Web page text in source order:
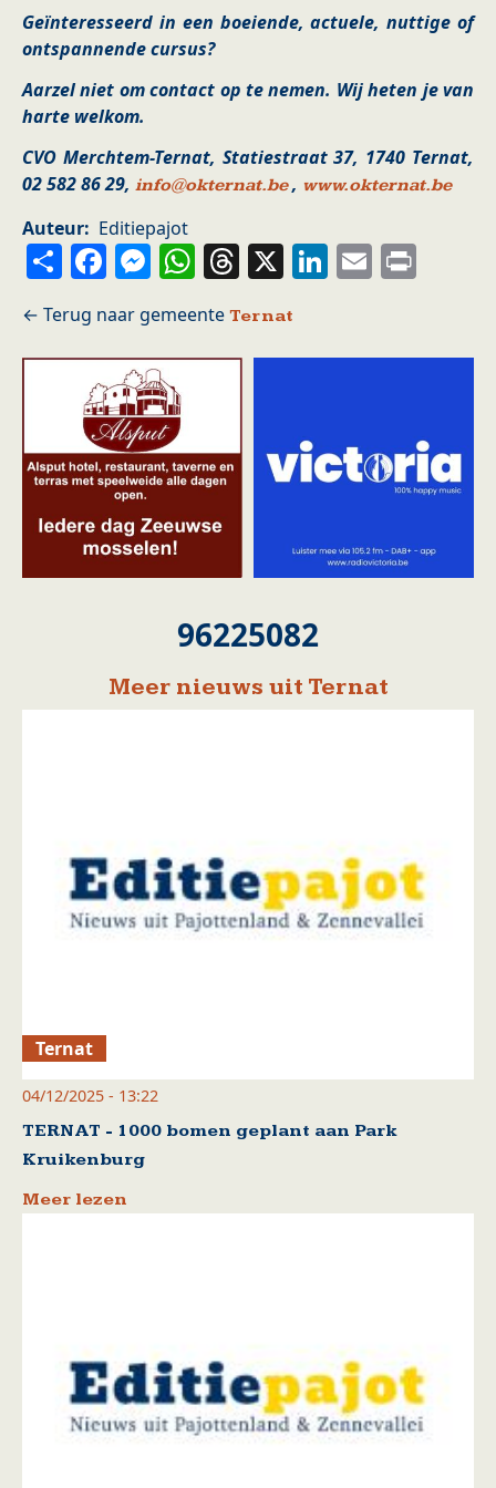
Geïnteresseerd in een boeiende, actuele, nuttige of
ontspannende cursus?
Aarzel niet om contact op te nemen. Wij heten je van
harte welkom.
CVO Merchtem-Ternat, Statiestraat 37, 1740 Ternat,
02 582 86 29, info@okternat.be, www.okternat.be
Auteur Editiepajot
ShareFacebook
Messenger
WhatsApp
Threads
X LinkedIn
Email
Ternat
96225082
Meer nieuws uit Ternat
Ternat
04/12/2025 - 13:22
TERNAT - 1000 bomen geplant aan Park
Kruikenburg
Meer lezen